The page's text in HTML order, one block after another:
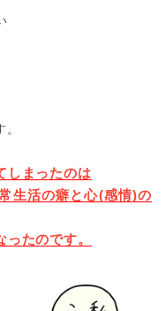
しまったのは
生活の癖と心(感情)の
たのです。